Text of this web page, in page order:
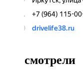
Вы смотрели